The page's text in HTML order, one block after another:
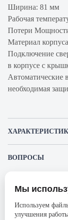
Ширина: 81 мм
Рабочая
Потери
Материал
Подключение
в корпусе с
Автоматические
необходимая
Производитель
Серия
ВОПРОСЫ
Представленные
без
ответственности в
Мы
Используем
улучшения